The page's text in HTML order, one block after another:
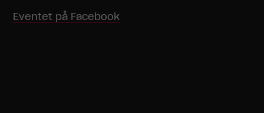
Eventet på Facebook